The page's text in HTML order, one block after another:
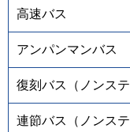
高速バス
アンパンマンバス
復刻バス（ノンステ
連節バス（ノンステ